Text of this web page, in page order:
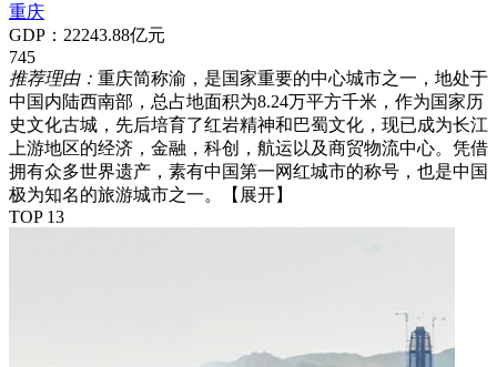
重庆
GDP：22243.88亿元
745
推荐理由： 重庆简称渝，是国家重要的中心城市之一，地处于
中国内陆西南部，总占地面积为8.24万平方千米，作为国家历
史文化古城，先后培育了红岩精神和巴蜀文化，现已成为长江
上游地区的经济，金融，科创，航运以及商贸物流中心。凭借
拥有众多世界遗产，素有中国第一网红城市的称号，也是中国
极为知名的旅游城市之一。
【展开】
TOP 13